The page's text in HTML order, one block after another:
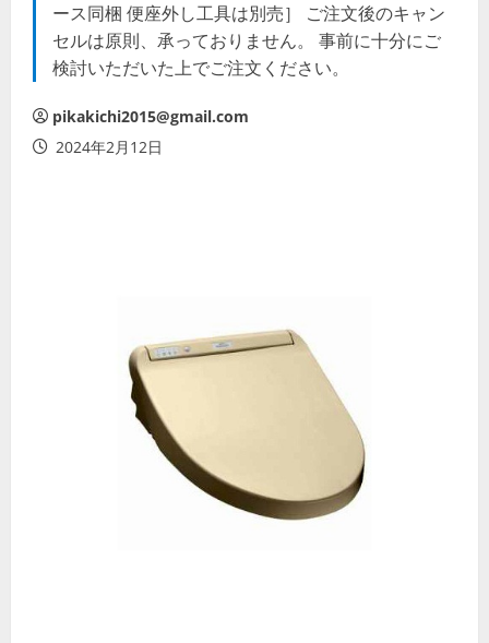
ース同梱 便座外し工具は別売］ ご注文後のキャン
セルは原則、承っておりません。 事前に十分にご
検討いただいた上でご注文ください。
pikakichi2015@gmail.com
2024年2月12日